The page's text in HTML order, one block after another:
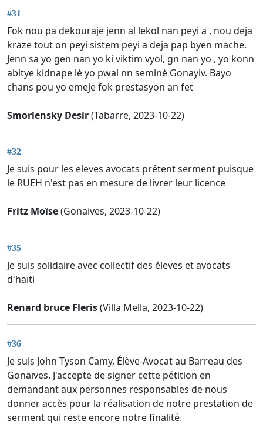
#31
Fok nou pa dekouraje jenn al lekol nan peyi a , nou deja
kraze tout on peyi sistem peyi a deja pap byen mache.
Jenn sa yo gen nan yo ki viktim vyol, gn nan yo , yo konn
abitye kidnape lè yo pwal nn seminè Gonayiv. Bayo
chans pou yo emeje fok prestasyon an fet
Smorlensky Desir(Tabarre, 2023-10-22)
#32
Je suis pour les eleves avocats prêtent serment puisque
le RUEH n'est pas en mesure de livrer leur licence
Fritz Moïse(Gonaives, 2023-10-22)
#35
Je suis solidaire avec collectif des éleves et avocats
d'haïti
Renard bruce Fleris(Villa Mella, 2023-10-22)
#36
Je suis John Tyson Camy, Élève-Avocat au Barreau des
Gonaïves. J'accepte de signer cette pétition en
demandant aux personnes responsables de nous
donner accès pour la réalisation de notre prestation de
serment qui reste encore notre finalité.